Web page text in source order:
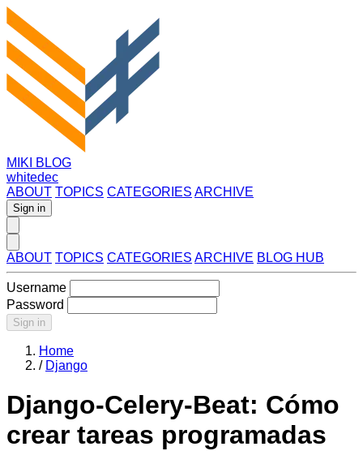
MIKI BLOG
whitedec
ABOUT TOPICS CATEGORIES ARCHIVE
Sign in
ABOUT TOPICS CATEGORIES ARCHIVE BLOG HUB
Username
Password
Sign in
Home
/ Django
Django-Celery-Beat: Cómo
crear tareas programadas